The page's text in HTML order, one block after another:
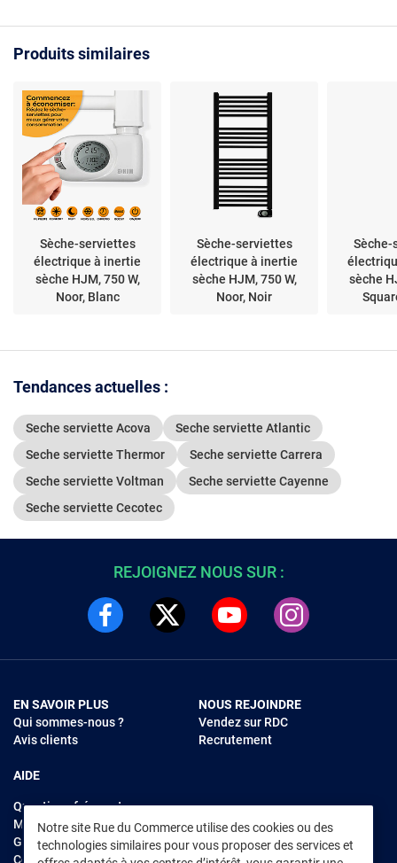
Produits similaires
Sèche-serviettes
électrique à inertie
sèche HJM, 750 W,
Noor, Blanc
Sèche-serviettes
électrique à inertie
sèche HJM, 750 W,
Noor, Noir
sèche
Tendances actuelles :
Seche serviette Acova
Seche serviette Atlantic
Seche serviette Thermor
Seche serviette Carrera
Seche serviette Voltman
Seche serviette Cayenne
Seche serviette Cecotec
Notre site Rue du Commerce utilise des cookies ou des
technologies similaires pour vous proposer des services et
REJOIGNEZ NOUS SUR :
EN SAVOIR PLUS
Qui sommes-nous ?
Avis clients
AIDE
Questions fréquentes
Modes de règlements
Garantie et retours
Contacter Rue du Commerce
NOUS REJOINDRE
Vendez sur RDC
Recrutement